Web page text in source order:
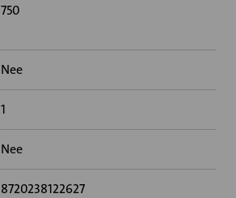
750
Nee
1
Nee
8720238122627